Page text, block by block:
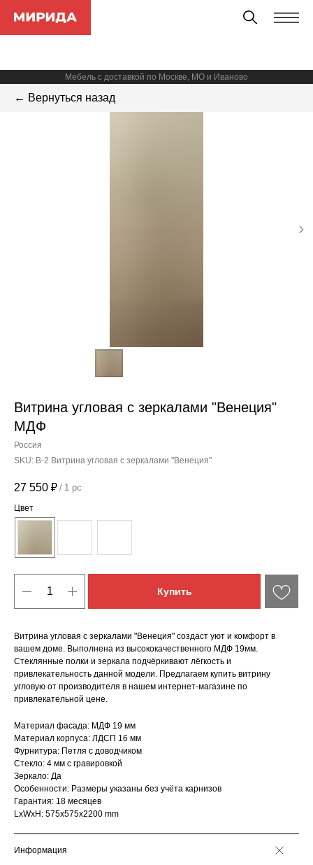
Мебель с доставкой по Москве, МО и Иваново
← Вернуться назад
Витрина угловая с зеркалами "Венеция"
МДФ
Россия
SKU: В-2 Витрина угловая с зеркалами "Венеция"
27 550 ₽ / 1 pc
Цвет
Купить
Витрина угловая с зеркалами "Венеция" создаст уют и комфорт в
вашем доме. Выполнена из высококачественного МДФ 19мм.
Стеклянные полки и зеркала подчёркивают лёгкость и
привлекательность данной модели. Предлагаем купить витрину
угловую от производителя в нашем интернет-магазине по
привлекательной цене.
Материал фасада: МДФ 19 мм
Материал корпуса: ЛДСП 16 мм
Фурнитура: Петля с доводчиком
Стекло: 4 мм с гравировкой
Зеркало: Да
Особенности: Размеры указаны без учёта карнизов
Гарантия: 18 месяцев
LxWxH: 575x575x2200 mm
Информация